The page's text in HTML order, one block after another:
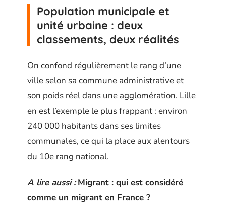
Population municipale et
unité urbaine : deux
classements, deux réalités
On confond régulièrement le rang d’une
ville selon sa commune administrative et
son poids réel dans une agglomération. Lille
en est l’exemple le plus frappant : environ
240 000 habitants dans ses limites
communales, ce qui la place aux alentours
du 10e rang national.
A lire aussi : Migrant : qui est considéré
comme un migrant en France ?